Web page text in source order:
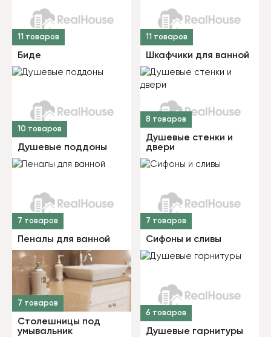
11 товаров
Биде
11 товаров
Шкафчики для ванной
10 товаров
Душевые поддоны
8 товаров
Душевые стенки и
двери
7 товаров
Пеналы для ванной
7 товаров
Сифоны и сливы
7 товаров
Столешницы под
умывальник
6 товаров
Душевые гарнитуры